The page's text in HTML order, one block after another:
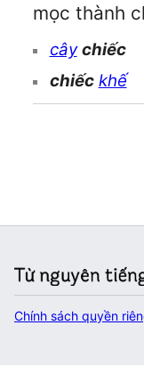
mọc thành
cây chiếc
chiếc khế
Chính sách quyền